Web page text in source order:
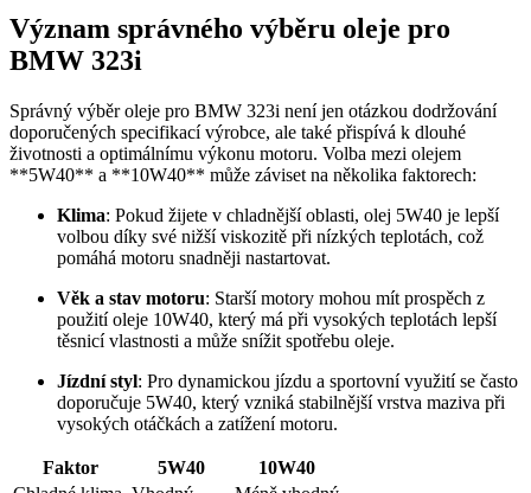
Význam⁢ správného výběru oleje pro
BMW 323i
Správný výběr oleje​ pro BMW‍ 323i není jen otázkou dodržování
doporučených specifikací⁢ výrobce,⁣ ale také přispívá‍ k dlouhé
⁢životnosti a optimálnímu výkonu⁢ motoru. Volba ⁢mezi olejem
**5W40** a **10W40** ​může záviset na několika faktorech:
Klima: ‍Pokud žijete v chladnější oblasti, olej 5W40 ⁢je lepší
volbou díky své nižší⁤ viskozitě při nízkých teplotách, což​
pomáhá motoru snadněji nastartovat.
Věk ‌a‌ stav motoru:‍ Starší ⁣motory mohou mít prospěch ⁣z
použití oleje ‍10W40, který​ má ‌při⁢ vysokých⁣ teplotách lepší‌
těsnicí vlastnosti a‍ může snížit spotřebu oleje.
Jízdní styl: Pro dynamickou‍ jízdu a ‌sportovní využití se často
​doporučuje‌ 5W40, který ⁢vzniká stabilnější vrstva maziva při‍
vysokých otáčkách a⁣ zatížení motoru.
Faktor 5W40
10W40